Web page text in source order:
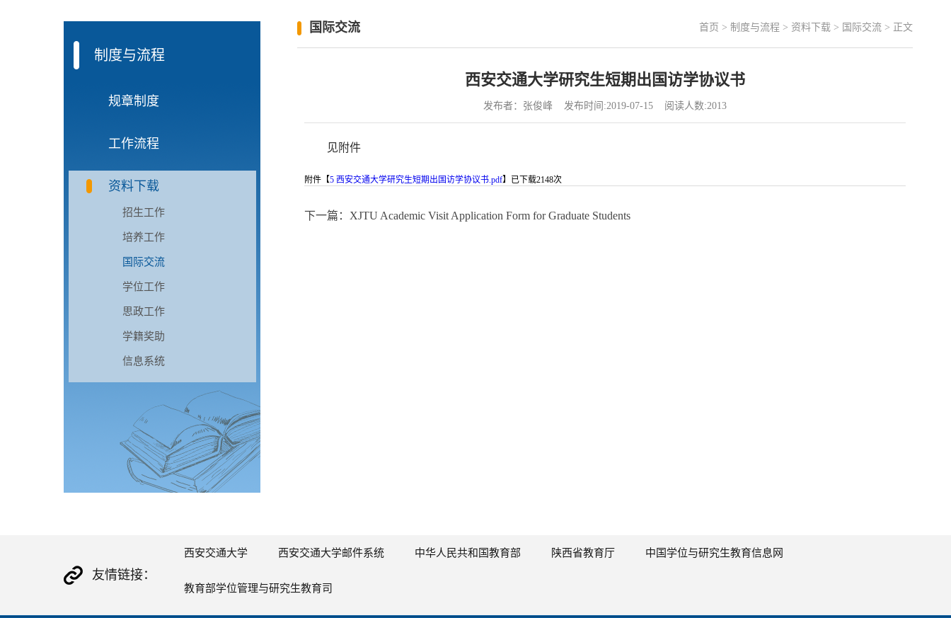
制度与流程
规章制度
工作流程
资料下载
招生工作
培养工作
国际交流
学位工作
思政工作
学籍奖助
信息系统
首页 > 制度与流程 > 资料下载 > 国际交流 > 正文
国际交流
西安交通大学研究生短期出国访学协议书
发布者：张俊峰 发布时间:2019-07-15 阅读人数:2013
见附件
附件【5 西安交通大学研究生短期出国访学协议书.pdf】已下载2148次
下一篇：XJTU Academic Visit Application Form for Graduate Students
友情链接：
西安交通大学 西安交通大学邮件系统 中华人民共和国教育部 陕西省教育厅 中国学位与研究生教育信息网
教育部学位管理与研究生教育司